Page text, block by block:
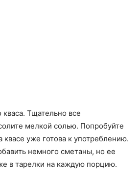
Тщательно все
мелкой солью. Попробуйте
квасе уже готова к употреблению.
немного сметаны, но ее
в тарелки на каждую порцию.